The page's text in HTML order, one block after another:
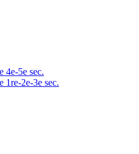
4e-5e sec.
1re-2e-3e sec.